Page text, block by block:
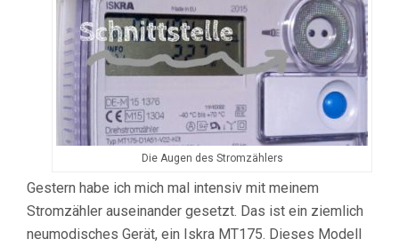
Die Augen des Stromzählers
Gestern habe ich mich mal intensiv mit meinem
Stromzähler auseinander gesetzt. Das ist ein ziemlich
neumodisches Gerät, ein Iskra MT175. Dieses Modell